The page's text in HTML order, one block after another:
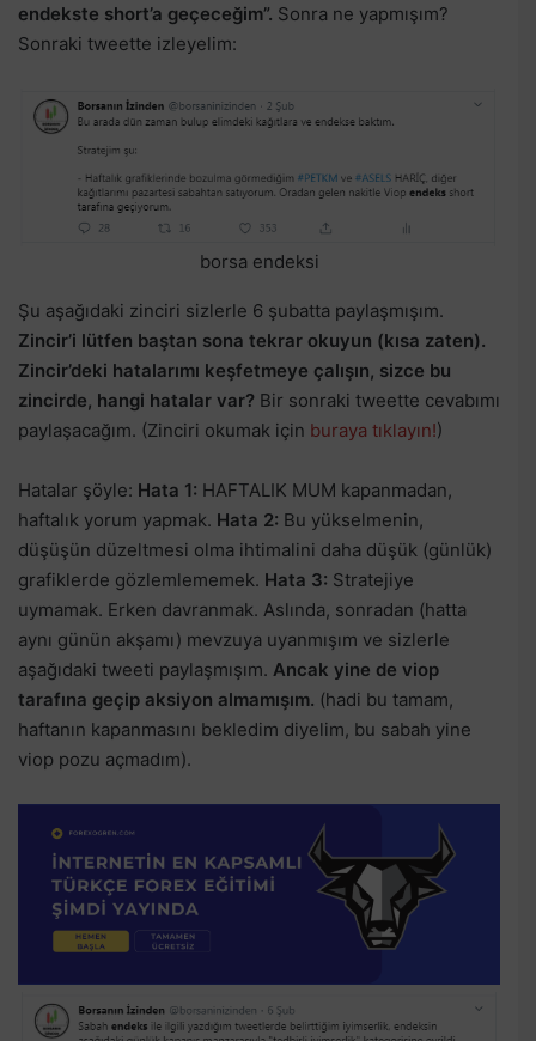
endekste short’a geçeceğim”. Sonra ne yapmışım?
Sonraki tweette izleyelim:
borsa endeksi
Şu aşağıdaki zinciri sizlerle 6 şubatta paylaşmışım.
Zincir’i lütfen baştan sona tekrar okuyun (kısa zaten).
Zincir’deki hatalarımı keşfetmeye çalışın, sizce bu
zincirde, hangi hatalar var? Bir sonraki tweette cevabımı
paylaşacağım. (Zinciri okumak için buraya tıklayın!)
Hatalar şöyle: Hata 1: HAFTALIK MUM kapanmadan,
haftalık yorum yapmak. Hata 2: Bu yükselmenin,
düşüşün düzeltmesi olma ihtimalini daha düşük (günlük)
grafiklerde gözlemlememek. Hata 3: Stratejiye
uymamak. Erken davranmak. Aslında, sonradan (hatta
aynı günün akşamı) mevzuya uyanmışım ve sizlerle
aşağıdaki tweeti paylaşmışım. Ancak yine de viop
tarafına geçip aksiyon almamışım. (hadi bu tamam,
haftanın kapanmasını bekledim diyelim, bu sabah yine
viop pozu açmadım).